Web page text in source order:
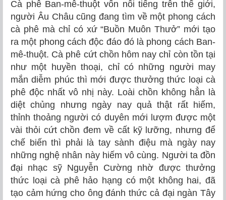
Cà phê Ban-mê-thuột vốn nổi tiếng trên thế giới,
người Âu Châu cũng đang tìm về một phong cách
cà phê mà chỉ có xứ “Buồn Muôn Thưở” mới tạo
ra một phong cách độc đáo đó là phong cách Ban-
mê-thuột. Cà phê cứt chồn hôm nay chỉ còn tồn tại
như một huyền thoại, chỉ có những người may
mắn diễm phúc thì mới được thưởng thức loại cà
phê độc nhất vô nhị này. Loài chồn không hẳn là
diệt chủng nhưng ngày nay quả thật rất hiếm,
thỉnh thoảng người có duyên mới lượm được một
vài thỏi cứt chồn đem về cất kỹ lưỡng, nhưng để
chế biến thì phải là tay sành điệu mà ngày nay
những nghệ nhân này hiếm vô cùng. Người ta đồn
đại nhạc sỹ Nguyễn Cường nhờ được thưởng
thức loại cà phê hảo hạng có một không hai, đã
tạo cảm hứng cho ông đánh thức cả đại ngàn Tây